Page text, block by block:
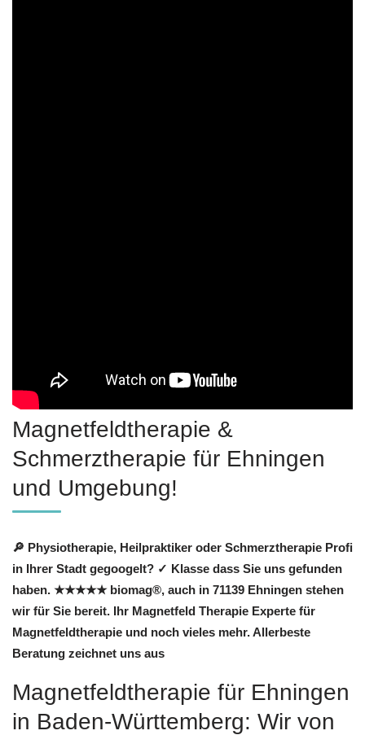
Magnetfeldtherapie &
Schmerztherapie für Ehningen
und Umgebung!
🔎 Physiotherapie, Heilpraktiker oder Schmerztherapie Profi
in Ihrer Stadt gegoogelt? ✓ Klasse dass Sie uns gefunden
haben. ★★★★★ biomag®, auch in 71139 Ehningen stehen
wir für Sie bereit. Ihr Magnetfeld Therapie Experte für
Magnetfeldtherapie und noch vieles mehr. Allerbeste
Beratung zeichnet uns aus
Magnetfeldtherapie für Ehningen
in Baden-Württemberg: Wir von